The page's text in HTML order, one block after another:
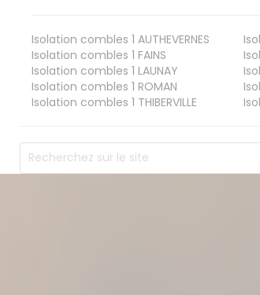
Isolation combles 1 AUTHEVERNES
Isolation combles 1 FAINS
Isolation combles 1 LAUNAY
Isolation combles 1 ROMAN
Isolation combles 1 THIBERVILLE